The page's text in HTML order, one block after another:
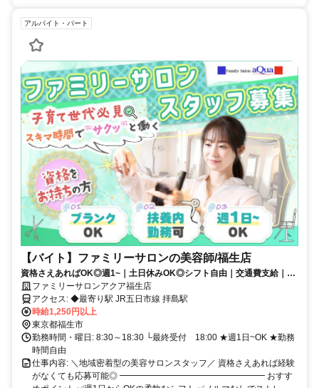
アルバイト・パート
【バイト】ファミリーサロンの美容師/福生店
資格さえあればOK◎週1~｜土日休みOK◎シフト自由｜交通費支給｜子
育て中の方多数活躍中
ファミリーサロンアクア福生店
アクセス: ◆最寄り駅 JR五日市線 拝島駅
時給1,250円以上
東京都福生市
勤務時間・曜日: 8:30～18:30 └最終受付 18:00 ★週1日~OK ★勤務
時間自由
仕事内容: ＼地域密着型の美容サロンスタッフ／ 資格さえあれば経験
がなくても応募可能◎ ━━━━━━━━━━━━━━━━━ おすす